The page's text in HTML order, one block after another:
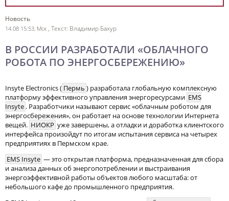
Новость
14.08 15:53, Мск , Текст: Владимир Бахур
В РОССИИ РАЗРАБОТАЛИ «ОБЛАЧНОГО
РОБОТА ПО ЭНЕРГОСБЕРЕЖЕНИЮ»
Insyte Electronics ( Пермь ) разработала глобальную комплексную
платформу эффективного управления энергоресурсами EMS
Insyte . Разработчики называют сервис «облачным роботом для
энергосбережения», он работает на основе технологии Интернета
вещей. НИОКР уже завершены, а отладки и доработка клиентского
интерфейса произойдут по итогам испытания сервиса на четырех
предприятиях в Пермском крае.
EMS Insyte — это открытая платформа, предназначенная для сбора
и анализа данных об энергопотреблении и выстраивания
энергоэффективной работы объектов любого масштаба: от
небольшого кафе до промышленного предприятия.